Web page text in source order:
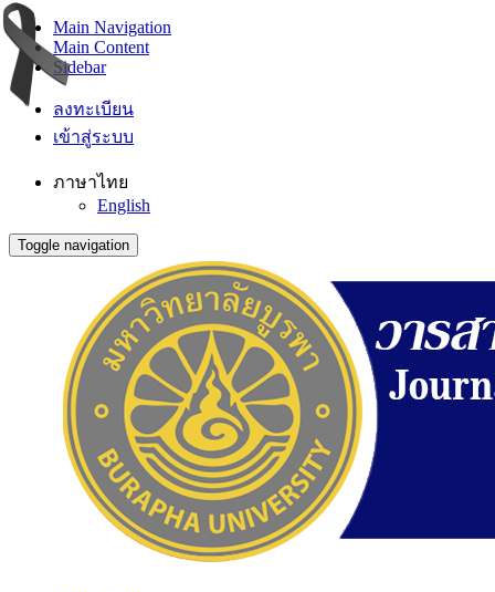
Main Navigation
Main Content
Sidebar
ลงทะเบียน
เข้าสู่ระบบ
ภาษาไทย
English
Toggle navigation